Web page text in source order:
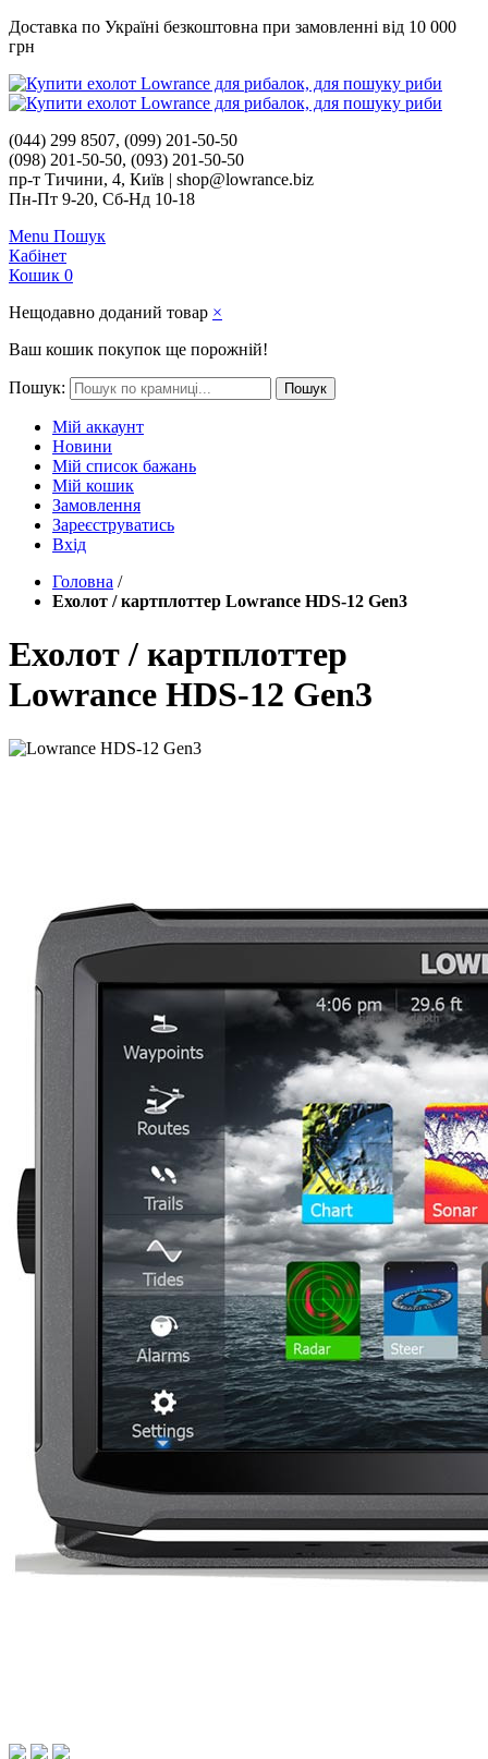
Доставка по Україні безкоштовна при замовленні від 10 000
грн
(044) 299 8507, (099) 201-50-50
(098) 201-50-50, (093) 201-50-50
пр-т Тичини, 4, Київ | shop@lowrance.biz
Пн-Пт 9-20, Сб-Нд 10-18
Menu Пошук
Кабінет
Кошик 0
Нещодавно доданий товар ×
Ваш кошик покупок ще порожній!
Пошук: Пошук
Мій аккаунт
Новини
Мій список бажань
Мій кошик
Замовлення
Зареєструватись
Вхід
Головна /
Ехолот / картплоттер Lowrance HDS-12 Gen3
Ехолот / картплоттер
Lowrance HDS-12 Gen3